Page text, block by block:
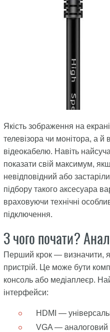
Якість зображення на
телевізора чи монітора, а й
відеокабелю. Навіть
показати свій максимум,
невідповідний або
підбору такого аксесуара
враховуючи технічні
підключення.
З чого почати?
Перший крок — визначити,
пристрій. Це може бути
консоль або медіаплеєр.
інтерфейси:
HDMI —
VGA — аналоговий